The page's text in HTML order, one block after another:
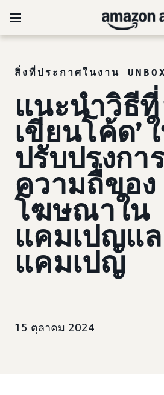
สิ่งที่ประกาศในงาน
แนะนำวิธีที่
เขียนโค้ด’
ปรับปรุงกา
ความถี่ของ
โฆษณาใน
แคมเปญแ
แคมเปญ
15 ตุลาคม 2024